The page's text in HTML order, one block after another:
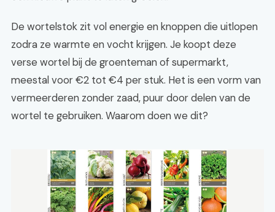
De wortelstok zit vol energie en knoppen die uitlopen
zodra ze warmte en vocht krijgen. Je koopt deze
verse wortel bij de groenteman of supermarkt,
meestal voor €2 tot €4 per stuk. Het is een vorm van
vermeerderen zonder zaad, puur door delen van de
wortel te gebruiken. Waarom doen we dit?